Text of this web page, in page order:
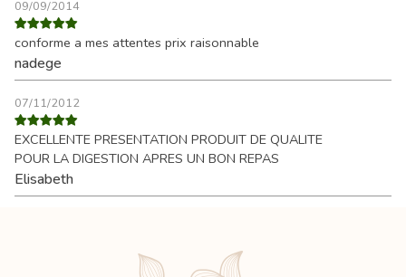
09/09/2014
conforme a mes attentes prix raisonnable
nadege
07/11/2012
EXCELLENTE PRESENTATION PRODUIT DE QUALITE
POUR LA DIGESTION APRES UN BON REPAS
Elisabeth